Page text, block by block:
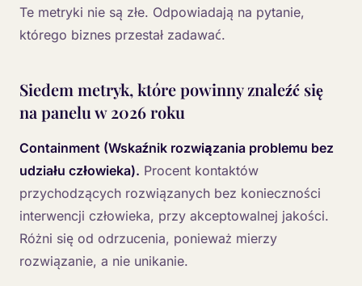
Te metryki nie są złe. Odpowiadają na pytanie,
którego biznes przestał zadawać.
Siedem metryk, które powinny znaleźć się
na panelu w 2026 roku
Containment (Wskaźnik rozwiązania problemu bez
udziału człowieka). Procent kontaktów
przychodzących rozwiązanych bez konieczności
interwencji człowieka, przy akceptowalnej jakości.
Różni się od odrzucenia, ponieważ mierzy
rozwiązanie, a nie unikanie.